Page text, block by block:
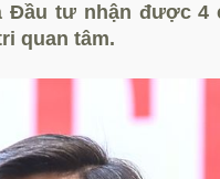
Đầu tư nhận được 4
quan tâm.